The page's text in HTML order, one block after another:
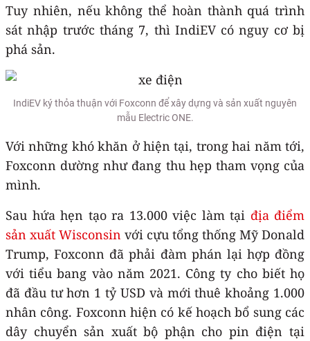
Tuy nhiên, nếu không thể hoàn thành quá trình
sát nhập trước tháng 7, thì IndiEV có nguy cơ bị
phá sản.
IndiEV ký thỏa thuận với Foxconn để xây dựng và sản xuất nguyên
mẫu Electric ONE.
Với những khó khăn ở hiện tại, trong hai năm tới,
Foxconn dường như đang thu hẹp tham vọng của
mình.
Sau hứa hẹn tạo ra 13.000 việc làm tại địa điểm
sản xuất Wisconsin với cựu tổng thống Mỹ Donald
Trump, Foxconn đã phải đàm phán lại hợp đồng
với tiểu bang vào năm 2021. Công ty cho biết họ
đã đầu tư hơn 1 tỷ USD và mới thuê khoảng 1.000
nhân công. Foxconn hiện có kế hoạch bổ sung các
dây chuyển sản xuất bộ phận cho pin điện tại